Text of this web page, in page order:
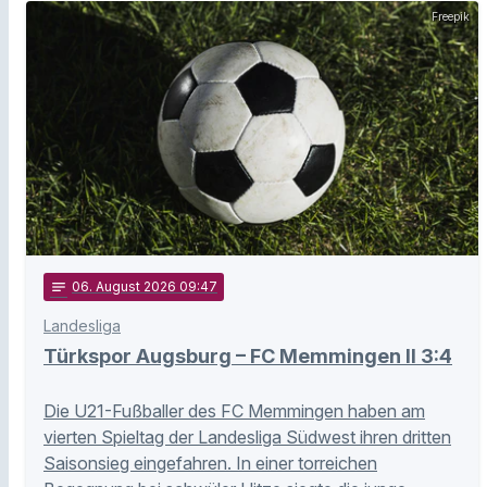
Freepik
notes 06. August 2026 09:47
Landesliga
Türkspor Augsburg – FC Memmingen II 3:4
Die U21-Fußballer des FC Memmingen haben am
vierten Spieltag der Landesliga Südwest ihren dritten
Saisonsieg eingefahren. In einer torreichen